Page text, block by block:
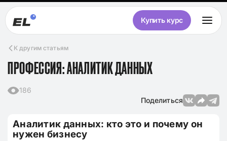
Купить курс
К другим статьям
ПРОФЕССИЯ: АНАЛИТИК ДАННЫХ
186
Поделиться
Аналитик данных: кто это и почему он
нужен бизнесу